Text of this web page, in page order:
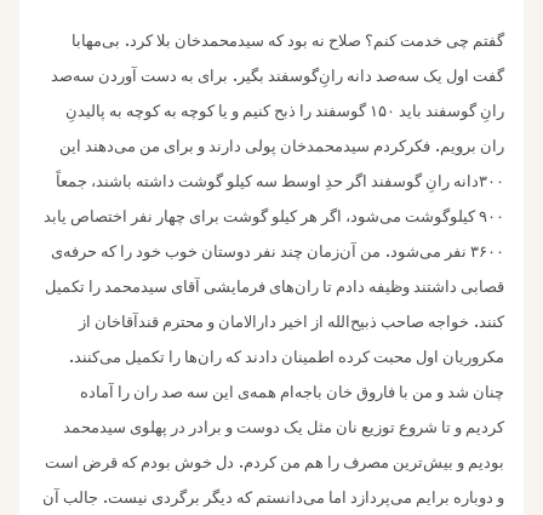
گفتم چی خدمت کنم؟ صلاح نه بود که سیدمحمدخان بلا کرد . بی‌مهابا
گفت اول یک سه‌صد دانه رانِ‌گوسفند بگیر . برای به دست آوردن سه‌صد
رانِ گوسفند باید ۱۵۰ گوسفند را ذبح کنیم و یا کوچه به کوچه به پالیدنِ
ران برویم . فکرکردم سیدمحمد‌خان پولی دارند و‌ برای من می‌دهند این
۳۰۰دانه رانِ گوسفند اگر حدِ اوسط سه‌ کیلو گوشت داشته باشند،‌ جمعاً
۹۰۰ کیلوگوشت می‌شود، اگر هر کیلو گوشت برای چهار نفر اختصاص یابد
۳۶۰۰ نفر می‌شود
. من آن‌زمان چند نفر دوستان خوب خود را که حرفه‌ی
قصابی داشتند وظیفه دادم تا ران‌های فرمایشی آقای سیدمحمد را تکمیل
کنند . خواجه صاحب ذبیح‌الله از اخیر دارالامان و محترم قندآقاخان از
مکروریان اول محبت کرده اطمینان دادند که ران‌ها را تکمیل می‌کنند .
چنان شد و من با فاروق خان باجه‌ام همه‌ی این سه صد ران را آماده
کردیم و تا شروع توزیع نان مثل یک دوست و برادر در پهلوی سیدمحمد
بودیم و بیش‌ترین مصرف را هم من کردم. دل خوش بودم که قرض است
‌و دوباره برایم می‌پردازد اما می‌دانستم که دیگر برگردی نیست. جالب آن